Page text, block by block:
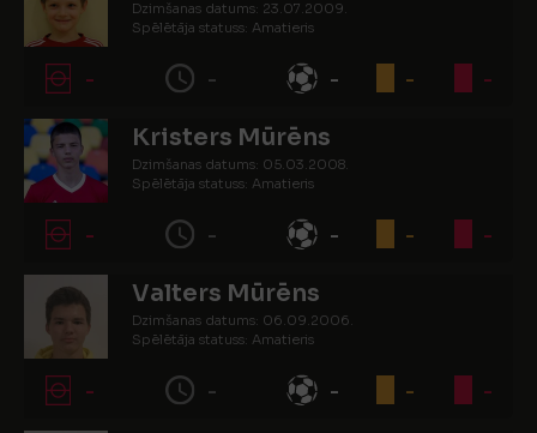
Dzimšanas datums: 23.07.2009.
Spēlētāja statuss: Amatieris
- - - - -
Kristers Mūrēns
Dzimšanas datums: 05.03.2008.
Spēlētāja statuss: Amatieris
- - - - -
Valters Mūrēns
Dzimšanas datums: 06.09.2006.
Spēlētāja statuss: Amatieris
- - - - -